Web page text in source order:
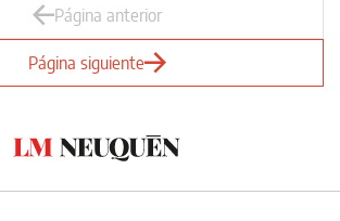
Página anterior
Página siguiente